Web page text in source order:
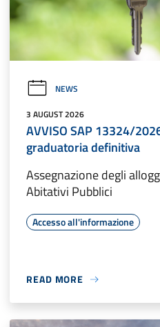
NEWS
3 AUGUST 2026
AVVISO SAP 13324/
graduatoria definitiva
Assegnazione degli
Abitativi Pubblici
Accesso all'informazione
READ MORE